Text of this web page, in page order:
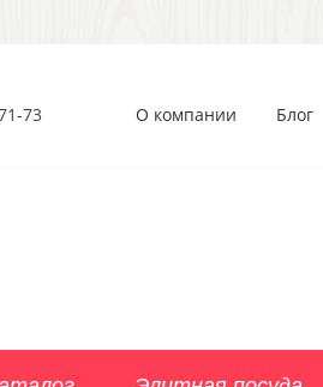
73 О компании Блог